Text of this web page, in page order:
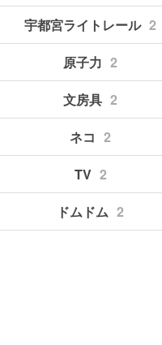
宇都宮ライトレール 2
原子力 2
文房具 2
ネコ 2
TV 2
ドムドム 2